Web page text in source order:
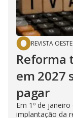
REVISTA OESTE
Reforma
em 2027
pagar
Em 1º de
implantação da